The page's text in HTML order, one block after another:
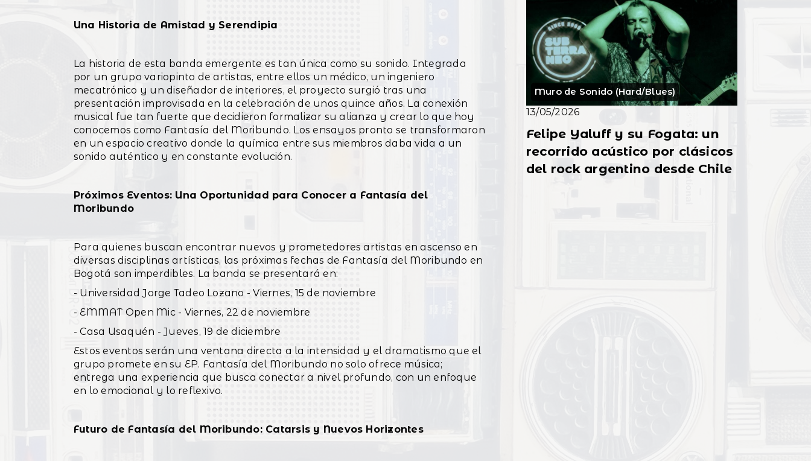
Una Historia de Amistad y Serendipia
La historia de esta banda emergente es tan única como su sonido. Integrada
por un grupo variopinto de artistas, entre ellos un médico, un ingeniero
mecatrónico y un diseñador de interiores, el proyecto surgió tras una
presentación improvisada en la celebración de unos quince años. La conexión
musical fue tan fuerte que decidieron formalizar su alianza y crear lo que hoy
conocemos como Fantasía del Moribundo. Los ensayos pronto se transformaron
en un espacio creativo donde la química entre sus miembros daba vida a un
sonido auténtico y en constante evolución.
Próximos Eventos: Una Oportunidad para Conocer a Fantasía del
Moribundo
Para quienes buscan encontrar nuevos y prometedores artistas en ascenso en
diversas disciplinas artísticas, las próximas fechas de Fantasía del Moribundo en
Bogotá son imperdibles. La banda se presentará en:
- Universidad Jorge Tadeo Lozano - Viernes, 15 de noviembre
- EMMAT Open Mic - Viernes, 22 de noviembre
- Casa Usaquén - Jueves, 19 de diciembre
Estos eventos serán una ventana directa a la intensidad y el dramatismo que el
grupo promete en su EP. Fantasía del Moribundo no solo ofrece música;
entrega una experiencia que busca conectar a nivel profundo, con un enfoque
en lo emocional y lo reflexivo.
Futuro de Fantasía del Moribundo: Catarsis y Nuevos Horizontes
Muro de Sonido (Hard/Blues)
13/05/2026
Felipe Yaluff y su Fogata: un
recorrido acústico por clásicos
del rock argentino desde Chile